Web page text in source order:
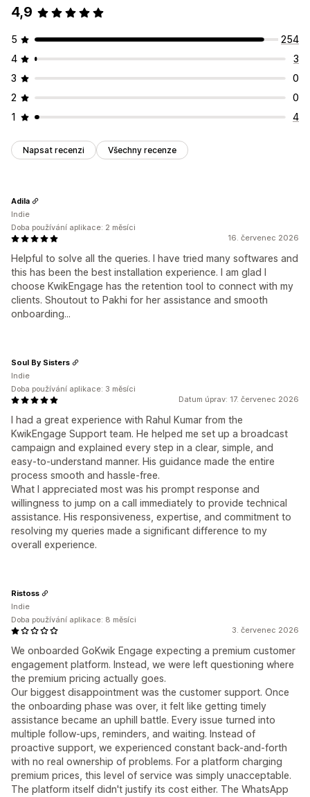
4,9
5
254
4
3
3
0
2
0
1
4
Napsat recenzi Všechny recenze
16. červenec 2026
Helpful to solve all the queries. I have tried many softwares and
this has been the best installation experience. I am glad I
choose KwikEngage has the retention tool to connect with my
clients. Shoutout to Pakhi for her assistance and smooth
onboarding...
Adila
Indie
Doba používání aplikace: 2 měsíci
Datum úprav: 17. červenec 2026
I had a great experience with Rahul Kumar from the
KwikEngage Support team. He helped me set up a broadcast
campaign and explained every step in a clear, simple, and
easy-to-understand manner. His guidance made the entire
process smooth and hassle-free.
What I appreciated most was his prompt response and
willingness to jump on a call immediately to provide technical
assistance. His responsiveness, expertise, and commitment to
resolving my queries made a significant difference to my
overall experience.
Soul By Sisters
Indie
Doba používání aplikace: 3 měsíci
3. červenec 2026
We onboarded GoKwik Engage expecting a premium customer
engagement platform. Instead, we were left questioning where
the premium pricing actually goes.
Our biggest disappointment was the customer support. Once
the onboarding phase was over, it felt like getting timely
assistance became an uphill battle. Every issue turned into
multiple follow-ups, reminders, and waiting. Instead of
proactive support, we experienced constant back-and-forth
with no real ownership of problems. For a platform charging
premium prices, this level of service was simply unacceptable.
The platform itself didn't justify its cost either. The WhatsApp
Ristoss
Indie
Doba používání aplikace: 8 měsíci